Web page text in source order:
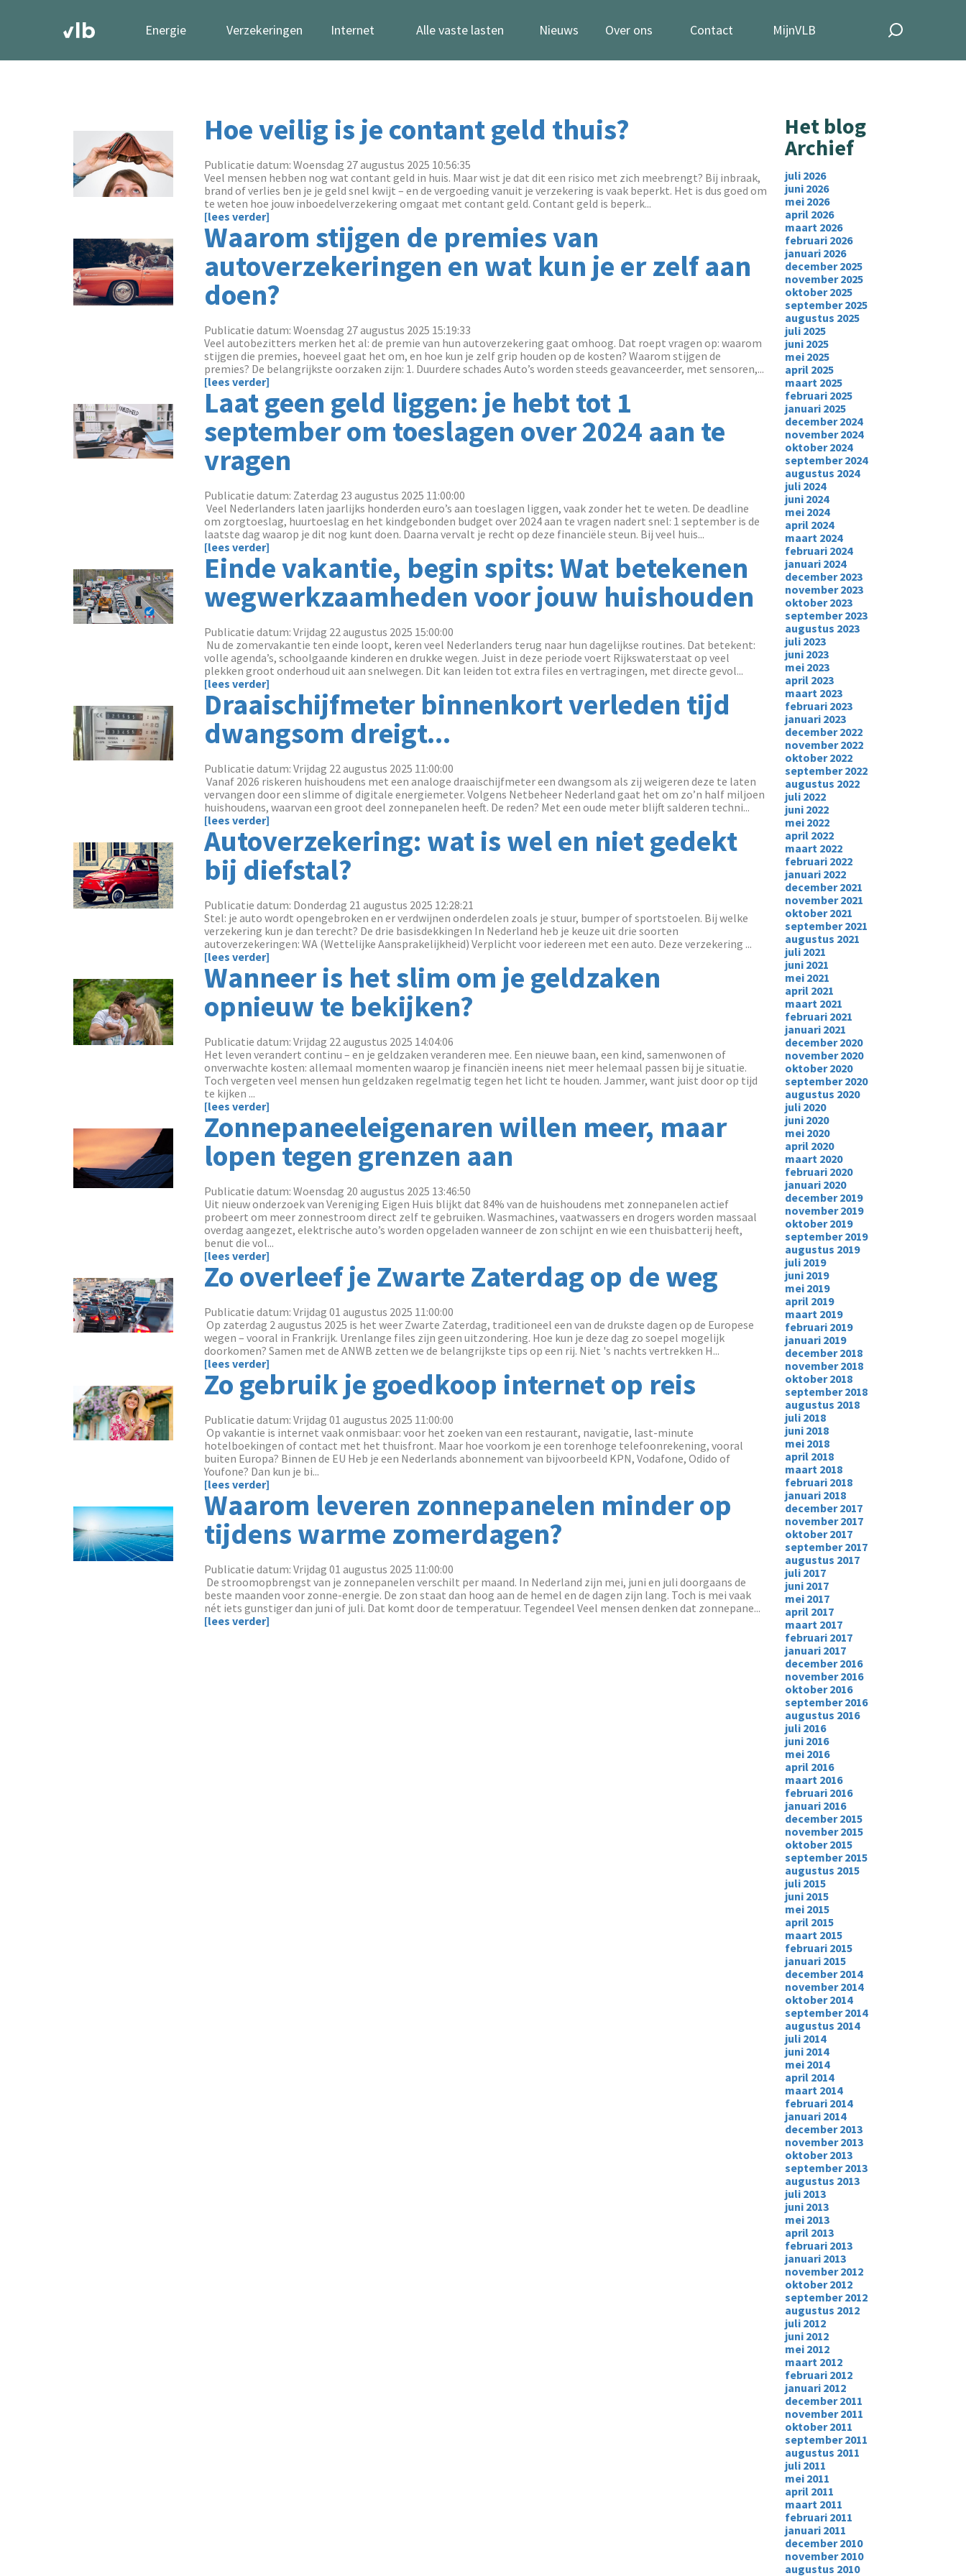
Energie Verzekeringen Internet Alle vaste lasten Nieuws Over ons Contact MijnVLB
Hoe veilig is je contant geld thuis?
Publicatie datum: Woensdag 27 augustus 2025 10:56:35
Veel mensen hebben nog wat contant geld in huis. Maar wist je dat dit een risico met zich meebrengt? Bij inbraak,
brand of verlies ben je je geld snel kwijt – en de vergoeding vanuit je verzekering is vaak beperkt. Het is dus goed om
te weten hoe jouw inboedelverzekering omgaat met contant geld. Contant geld is beperk...
[lees verder]
Waarom stijgen de premies van
autoverzekeringen en wat kun je er zelf aan
doen?
Publicatie datum: Woensdag 27 augustus 2025 15:19:33
Veel autobezitters merken het al: de premie van hun autoverzekering gaat omhoog. Dat roept vragen op: waarom
stijgen die premies, hoeveel gaat het om, en hoe kun je zelf grip houden op de kosten? Waarom stijgen de
premies? De belangrijkste oorzaken zijn: 1. Duurdere schades Auto’s worden steeds geavanceerder, met sensoren,...
[lees verder]
Laat geen geld liggen: je hebt tot 1
september om toeslagen over 2024 aan te
vragen
Publicatie datum: Zaterdag 23 augustus 2025 11:00:00
‌ Veel Nederlanders laten jaarlijks honderden euro’s aan toeslagen liggen, vaak zonder het te weten. De deadline
om zorgtoeslag, huurtoeslag en het kindgebonden budget over 2024 aan te vragen nadert snel: 1 september is de
laatste dag waarop je dit nog kunt doen. Daarna vervalt je recht op deze financiële steun. Bij veel huis...
[lees verder]
Einde vakantie, begin spits: Wat betekenen
wegwerkzaamheden voor jouw huishouden
Publicatie datum: Vrijdag 22 augustus 2025 15:00:00
‌ Nu de zomervakantie ten einde loopt, keren veel Nederlanders terug naar hun dagelijkse routines. Dat betekent:
volle agenda’s, schoolgaande kinderen en drukke wegen. Juist in deze periode voert Rijkswaterstaat op veel
plekken groot onderhoud uit aan snelwegen. Dit kan leiden tot extra files en vertragingen, met directe gevol...
[lees verder]
Draaischijfmeter binnenkort verleden tijd
dwangsom dreigt...
Publicatie datum: Vrijdag 22 augustus 2025 11:00:00
‌ Vanaf 2026 riskeren huishoudens met een analoge draaischijfmeter een dwangsom als zij weigeren deze te laten
vervangen door een slimme of digitale energiemeter. Volgens Netbeheer Nederland gaat het om zo’n half miljoen
huishoudens, waarvan een groot deel zonnepanelen heeft. De reden? Met een oude meter blijft salderen techni...
[lees verder]
Autoverzekering: wat is wel en niet gedekt
bij diefstal?
Publicatie datum: Donderdag 21 augustus 2025 12:28:21
‌Stel: je auto wordt opengebroken en er verdwijnen onderdelen zoals je stuur, bumper of sportstoelen. Bij welke
verzekering kun je dan terecht? De drie basisdekkingen In Nederland heb je keuze uit drie soorten
autoverzekeringen: WA (Wettelijke Aansprakelijkheid) Verplicht voor iedereen met een auto. Deze verzekering ...
[lees verder]
Wanneer is het slim om je geldzaken
opnieuw te bekijken?
Publicatie datum: Vrijdag 22 augustus 2025 14:04:06
Het leven verandert continu – en je geldzaken veranderen mee. Een nieuwe baan, een kind, samenwonen of
onverwachte kosten: allemaal momenten waarop je financiën ineens niet meer helemaal passen bij je situatie.
Toch vergeten veel mensen hun geldzaken regelmatig tegen het licht te houden. Jammer, want juist door op tijd
te kijken ...
[lees verder]
Zonnepaneeleigenaren willen meer, maar
lopen tegen grenzen aan
Publicatie datum: Woensdag 20 augustus 2025 13:46:50
Uit nieuw onderzoek van Vereniging Eigen Huis blijkt dat 84% van de huishoudens met zonnepanelen actief
probeert om meer zonnestroom direct zelf te gebruiken. Wasmachines, vaatwassers en drogers worden massaal
overdag aangezet, elektrische auto’s worden opgeladen wanneer de zon schijnt en wie een thuisbatterij heeft,
benut die vol...
[lees verder]
Zo overleef je Zwarte Zaterdag op de weg
Publicatie datum: Vrijdag 01 augustus 2025 11:00:00
‌ Op zaterdag 2 augustus 2025 is het weer Zwarte Zaterdag, traditioneel een van de drukste dagen op de Europese
wegen – vooral in Frankrijk. Urenlange files zijn geen uitzondering. Hoe kun je deze dag zo soepel mogelijk
doorkomen? Samen met de ANWB zetten we de belangrijkste tips op een rij. Niet 's nachts vertrekken H...
[lees verder]
Zo gebruik je goedkoop internet op reis
Publicatie datum: Vrijdag 01 augustus 2025 11:00:00
‌ Op vakantie is internet vaak onmisbaar: voor het zoeken van een restaurant, navigatie, last-minute
hotelboekingen of contact met het thuisfront. Maar hoe voorkom je een torenhoge telefoonrekening, vooral
buiten Europa? Binnen de EU Heb je een Nederlands abonnement van bijvoorbeeld KPN, Vodafone, Odido of
Youfone? Dan kun je bi...
[lees verder]
Waarom leveren zonnepanelen minder op
tijdens warme zomerdagen?
Publicatie datum: Vrijdag 01 augustus 2025 11:00:00
‌ De stroomopbrengst van je zonnepanelen verschilt per maand. In Nederland zijn mei, juni en juli doorgaans de
beste maanden voor zonne-energie. De zon staat dan hoog aan de hemel en de dagen zijn lang. Toch is mei vaak
nét iets gunstiger dan juni of juli. Dat komt door de temperatuur. Tegendeel Veel mensen denken dat zonnepane...
[lees verder]
Het blog
Archief
juli 2026
juni 2026
mei 2026
april 2026
maart 2026
februari 2026
januari 2026
december 2025
november 2025
oktober 2025
september 2025
augustus 2025
juli 2025
juni 2025
mei 2025
april 2025
maart 2025
februari 2025
januari 2025
december 2024
november 2024
oktober 2024
september 2024
augustus 2024
juli 2024
juni 2024
mei 2024
april 2024
maart 2024
februari 2024
januari 2024
december 2023
november 2023
oktober 2023
september 2023
augustus 2023
juli 2023
juni 2023
mei 2023
april 2023
maart 2023
februari 2023
januari 2023
december 2022
november 2022
oktober 2022
september 2022
augustus 2022
juli 2022
juni 2022
mei 2022
april 2022
maart 2022
februari 2022
januari 2022
december 2021
november 2021
oktober 2021
september 2021
augustus 2021
juli 2021
juni 2021
mei 2021
april 2021
maart 2021
februari 2021
januari 2021
december 2020
november 2020
oktober 2020
september 2020
augustus 2020
juli 2020
juni 2020
mei 2020
april 2020
maart 2020
februari 2020
januari 2020
december 2019
november 2019
oktober 2019
september 2019
augustus 2019
juli 2019
juni 2019
mei 2019
april 2019
maart 2019
februari 2019
januari 2019
december 2018
november 2018
oktober 2018
september 2018
augustus 2018
juli 2018
juni 2018
mei 2018
april 2018
maart 2018
februari 2018
januari 2018
december 2017
november 2017
oktober 2017
september 2017
augustus 2017
juli 2017
juni 2017
mei 2017
april 2017
maart 2017
februari 2017
januari 2017
december 2016
november 2016
oktober 2016
september 2016
augustus 2016
juli 2016
juni 2016
mei 2016
april 2016
maart 2016
februari 2016
januari 2016
december 2015
november 2015
oktober 2015
september 2015
augustus 2015
juli 2015
juni 2015
mei 2015
april 2015
maart 2015
februari 2015
januari 2015
december 2014
november 2014
oktober 2014
september 2014
augustus 2014
juli 2014
juni 2014
mei 2014
april 2014
maart 2014
februari 2014
januari 2014
december 2013
november 2013
oktober 2013
september 2013
augustus 2013
juli 2013
juni 2013
mei 2013
april 2013
februari 2013
januari 2013
november 2012
oktober 2012
september 2012
augustus 2012
juli 2012
juni 2012
mei 2012
maart 2012
februari 2012
januari 2012
december 2011
november 2011
oktober 2011
september 2011
augustus 2011
juli 2011
mei 2011
april 2011
maart 2011
februari 2011
januari 2011
december 2010
november 2010
augustus 2010